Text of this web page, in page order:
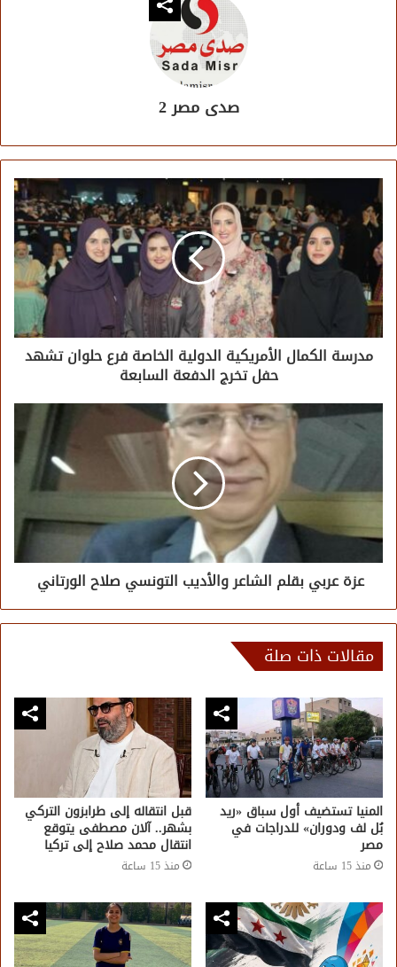
صدى مصر 2
مدرسة الكمال الأمريكية الدولية الخاصة فرع حلوان تشهد
حفل تخرج الدفعة السابعة
عزة عربي بقلم الشاعر والأديب التونسي صلاح الورتاني
مقالات ذات صلة
المنيا تستضيف أول سباق «ريد
بُل لف ودوران» للدراجات في
مصر
منذ 15 ساعة
قبل انتقاله إلى طرابزون التركي
بشهر.. آلان مصطفى يتوقع
انتقال محمد صلاح إلى تركيا
منذ 15 ساعة